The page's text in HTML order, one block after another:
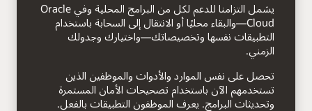
يشمل التزامنا للدعم لكل من البرامج المحلية وفي Oracle
Cloud—والبقاء محليًا أو الانتقال إلى السحابة باستخدام
التطبيقات نفسها وتخصيصاتك—واختيارك وجدولك
الزمني.
تحصل على نفس الموارد والأدوات والموظفين الذين
تستخدمهم الآن باستخدام تصحيحات الأمان المستمرة
وتحديثات البرامج. يعرف الموظفون التطبيقات بالفعل.